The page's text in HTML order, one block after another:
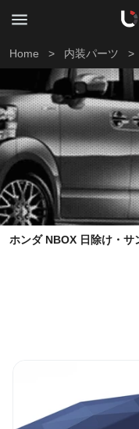
Home > 内装パーツ >
ホンダ NBOX 日除け・サ